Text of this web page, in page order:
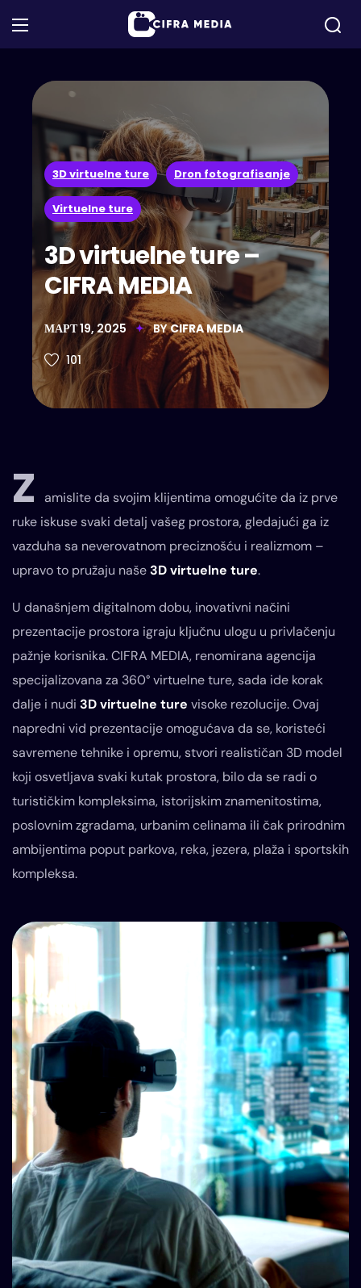
3D virtuelne ture Dron fotografisanje
Virtuelne ture
3D virtuelne ture –
CIFRA MEDIA
МАРТ 19, 2025 BYCIFRA MEDIA
101
Z
amislite da svojim klijentima omogućite da iz prve
ruke iskuse svaki detalj vašeg prostora, gledajući ga iz
vazduha sa neverovatnom preciznošću i realizmom –
upravo to pružaju naše3D virtuelne ture.
U današnjem digitalnom dobu, inovativni načini
prezentacije prostora igraju ključnu ulogu u privlačenju
pažnje korisnika. CIFRA MEDIA, renomirana agencija
specijalizovana za 360° virtuelne ture, sada ide korak
dalje i nudi 3D virtuelne ture visoke rezolucije. Ovaj
napredni vid prezentacije omogućava da se, koristeći
savremene tehnike i opremu, stvori realističan 3D model
koji osvetljava svaki kutak prostora, bilo da se radi o
turističkim kompleksima, istorijskim znamenitostima,
poslovnim zgradama, urbanim celinama ili čak prirodnim
ambijentima poput parkova, reka, jezera, plaža i sportskih
kompleksa.